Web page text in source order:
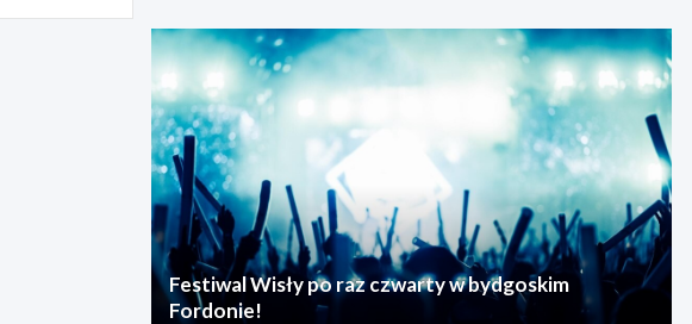
Festiwal Wisły po raz czwarty w bydgoskim
Fordonie!